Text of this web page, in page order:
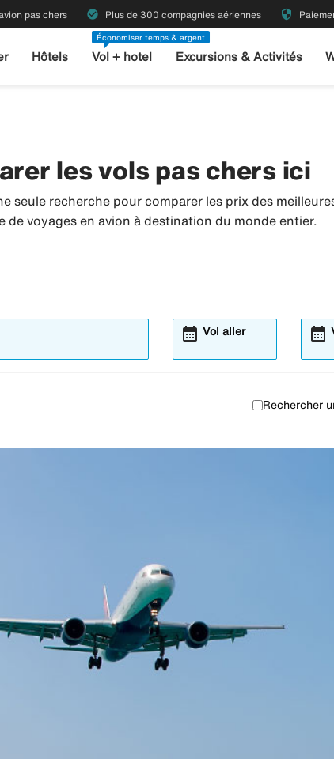
pas chers check_circle Plus de 300 compagnies aériennes security
Hôtels
Économiser temps & argent
Vol + hotel Excursions & Activités
les vols pas chers ici
seule recherche pour comparer les prix des
voyages en avion à destination du monde entier.
Vol aller
calendar_month calendar_month
Rechercher